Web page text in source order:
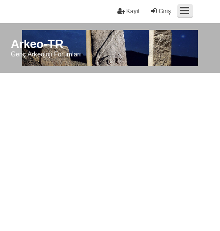
Giriş
Kayıt
Arkeo-TR
Genç Arkeoloji Forumları